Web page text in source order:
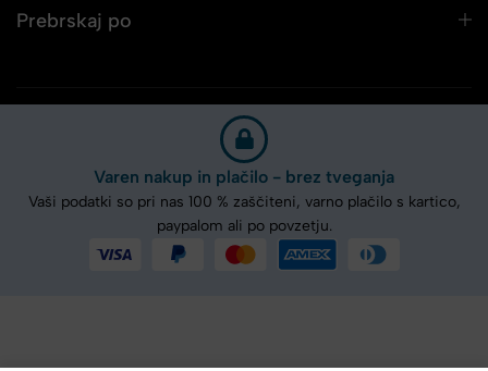
Prebrskaj po
Varen nakup in plačilo - brez tveganja
Vaši podatki so pri nas 100 % zaščiteni, varno plačilo s kartico,
paypalom ali po povzetju.